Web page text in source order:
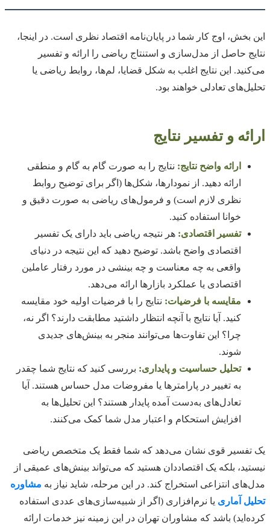
این بخش، اوج کار شما در پایان‌نامه اقتصاد نظری است. در اینجا،
نتایج حاصل از مدل‌سازی و استنتاج ریاضی را ارائه و تفسیر
می‌کنید. این نتایج اغلب به شکل قضایا، لم‌ها، روابط ریاضی یا
تحلیل‌های تعادلی خواهند بود.
ارائه و تفسیر نتایج
ارائه واضح نتایج: نتایج را به صورت گام به گام و منطقی
ارائه دهید. از نمودارها، شکل‌ها (اگر برای توضیح روابط
نظری لازم است) و فرمول‌های ریاضی به صورت دقیق و
خوانا استفاده کنید.
تفسیر اقتصادی: هر نتیجه ریاضی باید دارای یک تفسیر
اقتصادی واضح باشد. توضیح دهید که این نتیجه در دنیای
واقعی به چه معناست و چه بینشی در مورد رفتار عاملین
اقتصادی یا عملکرد بازارها ارائه می‌دهد.
مقایسه با فرضیات: نتایج را با فرضیات اولیه خود مقایسه
کنید. آیا نتایج با آنچه انتظار داشتید مطابقت دارند؟ اگر نه،
چرا؟ این تفاوت‌ها می‌توانند منجر به بینش‌های جدیدی
شوند.
تحلیل حساسیت و پایداری: بررسی کنید که نتایج شما چقدر
به تغییر در پارامترها یا مفروضات مدل حساس هستند. آیا
تعادل‌های به‌دست آمده پایدار هستند؟ این تحلیل‌ها به
افزایش استحکام و اعتبار مدل شما کمک می‌کنند.
یک تفسیر قوی نشان می‌دهد که شما فقط یک متخصص ریاضی
نیستید، بلکه یک اقتصاددان هستید که می‌تواند بینش‌های عمیقی از
مدل‌های انتزاعی استخراج کند. در این مرحله، شاید نیاز به مشاوره
تحلیل آماری یا نرم‌افزاری (اگر از شبیه‌سازی‌های عددی استفاده
کرده‌اید) باشد که مشاوران تهران در این زمینه نیز خدمات ارائه